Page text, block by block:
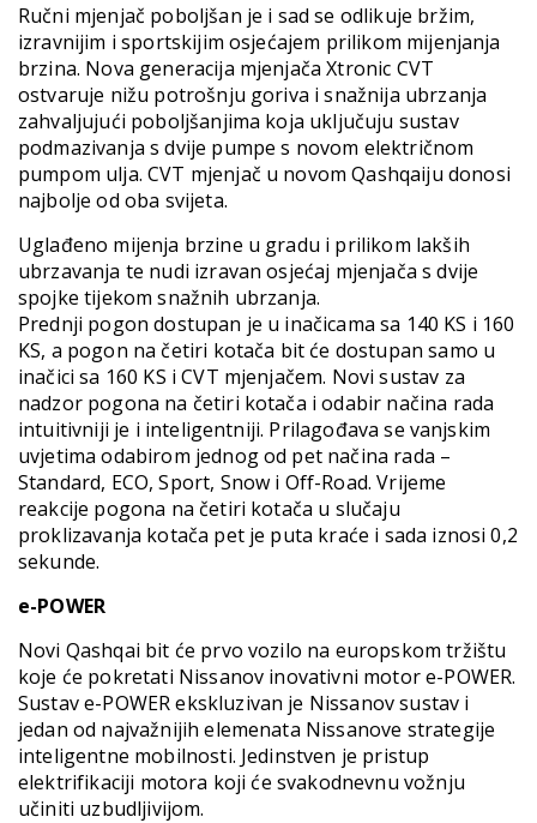
Ručni mjenjač poboljšan je i sad se odlikuje bržim,
izravnijim i sportskijim osjećajem prilikom mijenjanja
brzina. Nova generacija mjenjača Xtronic CVT
ostvaruje nižu potrošnju goriva i snažnija ubrzanja
zahvaljujući poboljšanjima koja uključuju sustav
podmazivanja s dvije pumpe s novom električnom
pumpom ulja. CVT mjenjač u novom Qashqaiju donosi
najbolje od oba svijeta.
Uglađeno mijenja brzine u gradu i prilikom lakših
ubrzavanja te nudi izravan osjećaj mjenjača s dvije
spojke tijekom snažnih ubrzanja.
Prednji pogon dostupan je u inačicama sa 140 KS i 160
KS, a pogon na četiri kotača bit će dostupan samo u
inačici sa 160 KS i CVT mjenjačem. Novi sustav za
nadzor pogona na četiri kotača i odabir načina rada
intuitivniji je i inteligentniji. Prilagođava se vanjskim
uvjetima odabirom jednog od pet načina rada –
Standard, ECO, Sport, Snow i Off-Road. Vrijeme
reakcije pogona na četiri kotača u slučaju
proklizavanja kotača pet je puta kraće i sada iznosi 0,2
sekunde.
e-POWER
Novi Qashqai bit će prvo vozilo na europskom tržištu
koje će pokretati Nissanov inovativni motor e-POWER.
Sustav e-POWER ekskluzivan je Nissanov sustav i
jedan od najvažnijih elemenata Nissanove strategije
inteligentne mobilnosti. Jedinstven je pristup
elektrifikaciji motora koji će svakodnevnu vožnju
učiniti uzbudljivijom.